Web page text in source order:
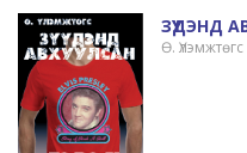
ЗҮҮДЭНД
Ө. Үлэмжтөгс